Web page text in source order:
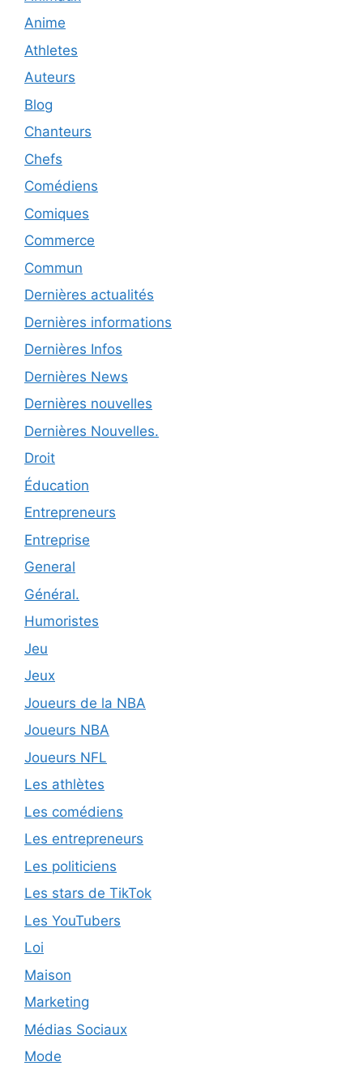
Anime
Athletes
Auteurs
Blog
Chanteurs
Chefs
Comédiens
Comiques
Commerce
Commun
Dernières actualités
Dernières informations
Dernières Infos
Dernières News
Dernières nouvelles
Dernières Nouvelles.
Droit
Éducation
Entrepreneurs
Entreprise
General
Général.
Humoristes
Jeu
Jeux
Joueurs de la NBA
Joueurs NBA
Joueurs NFL
Les athlètes
Les comédiens
Les entrepreneurs
Les politiciens
Les stars de TikTok
Les YouTubers
Loi
Maison
Marketing
Médias Sociaux
Mode